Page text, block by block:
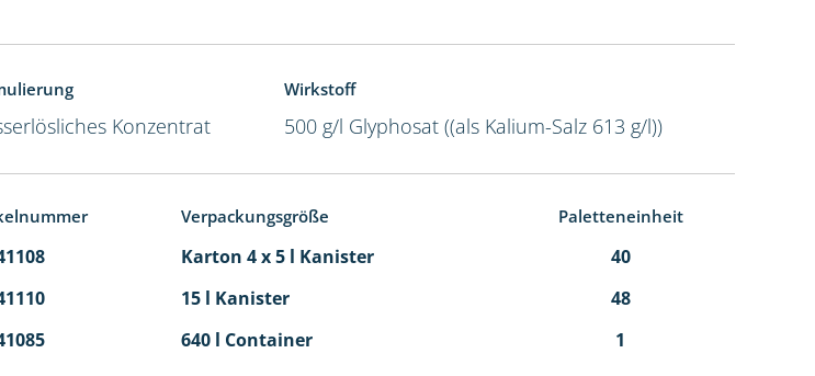
Konzentrat
Wirkstoff
500 g/l Glyphosat ((als Kalium-Salz 613 g/l))
Verpackungsgröße Paletteneinheit
Karton 4 x 5 l Kanister
40
15 l Kanister
48
640 l Container 1